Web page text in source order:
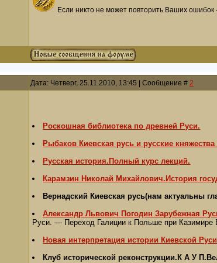
Если никто не может повторить Ваших
Дата: Четверг, 25.11.2010, 13:45 | Сообщение # 2
Роскошная библиотека по древней Руси.
Рыбаков Киевская русь и русские княжества
Русская история.Полный курслекций.
Карамзин Николай Михайлович.История
Вернадский Киевская русь(нам актуальны
Александр Львович Погодин Зарубежная
Руси. — Переход Галиции к Польше при
Новая интерпретация истории Киевской Руси
Клуб исторической реконструкции.К А У